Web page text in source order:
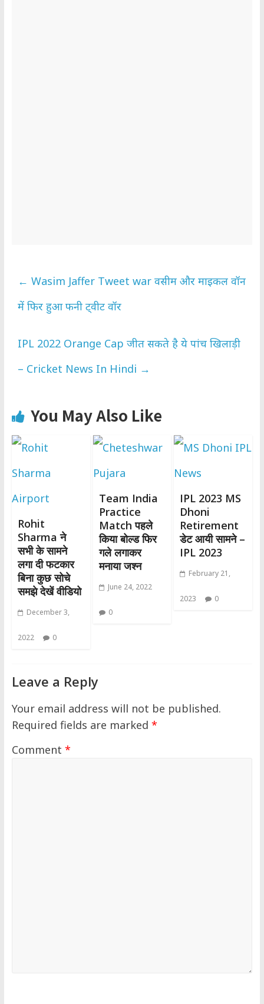
← Wasim Jaffer Tweet war वसीम और माइकल वॉन
में फिर हुआ फनी ट्वीट वॉर
IPL 2022 Orange Cap जीत सकते है ये पांच खिलाड़ी
– Cricket News In Hindi →
You May Also Like
Rohit
Sharma ने
सभी के सामने
लगा दी फटकार
बिना कुछ सोचे
समझे देखें वीडियो
December 3,
2022 0
Team India
Practice
Match पहले
किया बोल्ड फिर
गले लगाकर
मनाया जश्न
June 24, 2022
0
IPL 2023 MS
Dhoni
Retirement
डेट आयी सामने –
IPL 2023
February 21,
2023 0
Leave a Reply
Your email address will not be published.
Required fields are marked *
Comment *